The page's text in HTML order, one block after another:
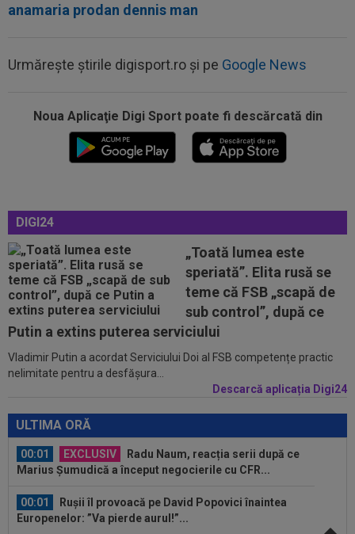
anamaria prodan dennis man
Urmărește știrile digisport.ro și pe Google News
Noua Aplicaţie Digi Sport poate fi descărcată din
DIGI24
„Toată lumea este
speriată”. Elita rusă se
teme că FSB „scapă de
sub control”, după ce
Putin a extins puterea serviciului
Vladimir Putin a acordat Serviciului Doi al FSB competențe practic
nelimitate pentru a desfășura...
Descarcă aplicația Digi24
ULTIMA ORĂ
00:01
Rușii îl provoacă pe David Popovici înaintea
00:00 EXCLUSIV
Atacant pentru FCSB! A făcut
anunțul ÎN DIRECT: ”Îi dau eu lui Gigi unul bun”
VIDEO
Daniel Pancu a ”explodat”, după UTA -
23:54
”Păcat!” Adrian Mihalcea a spus totul despre
Alexi Pitu, după ce jucătorul fost...
23:42 EXCLUSIV
2 la 1: au dat verdictul la cea mai
controversată fază din UTA - Rapid...
00:02 EXCLUSIV
Rapid a dat lovitura! Victor
Angelescu a anunțat transferul: "Foarte bun"
00:02 OFICIAL
Dezastru: după Barcelona, a ratat
transferul la încă o echipă de UCL! Picat la...
Marius Șumudică a început negocierile cu CFR...
00:01
Rușii îl provoacă pe David Popovici înaintea
Europenelor: ”Va pierde aurul!”...
00:00 EXCLUSIV
Atacant pentru FCSB! A făcut
anunțul ÎN DIRECT: ”Îi dau eu lui Gigi unul bun”